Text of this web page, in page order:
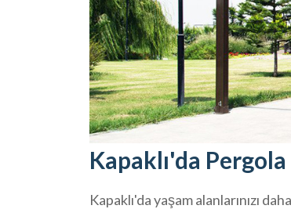
Kapaklı'da
Kapaklı'da yaşam alanlarınızı